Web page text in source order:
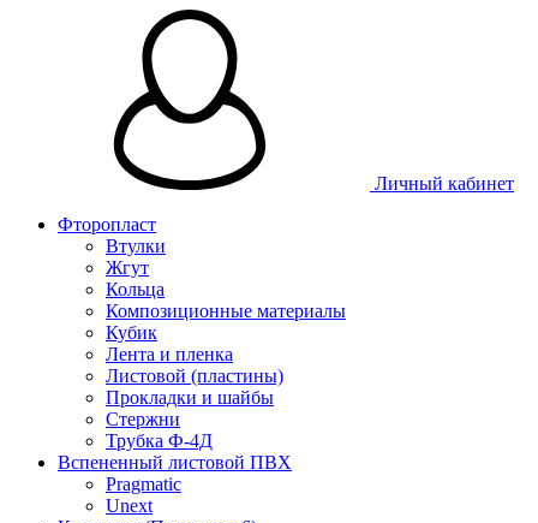
Личный кабинет
Фторопласт
Втулки
Жгут
Кольца
Композиционные материалы
Кубик
Лента и пленка
Листовой (пластины)
Прокладки и шайбы
Стержни
Трубка Ф-4Д
Вспененный листовой ПВХ
Pragmatic
Unext